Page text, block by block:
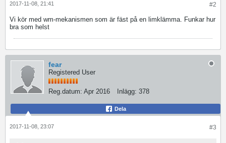
#2
2017-11-08, 21:41
Vi kör med wm-mekanismen som är fäst på en limklämma. Funkar hur
bra som helst
fear
Registered User
Reg.datum: Apr 2016 Inlägg: 378
Dela
#3
2017-11-08, 23:07